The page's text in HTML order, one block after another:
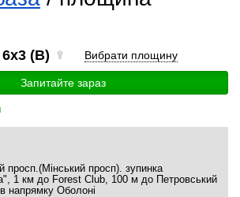
(B) Вибрати площину
Запитайте зараз
просп.(Мінський просп). зупинка
1 км до Forest Club, 100 м до Петровський
напрямку Оболоні